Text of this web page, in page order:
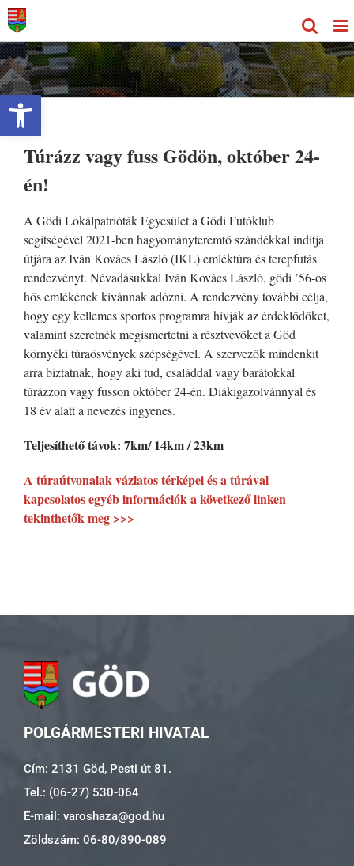
Eszköztár megnyitása
Kihagyás
Túrázz vagy fuss Gödön, október 24-
én!
A Gödi Lokálpatrióták Egyesület a Gödi Futóklub
segítségével 2021-ben hagyományteremtő szándékkal indítja
útjára az Iván Kovács László (IKL) emléktúra és terepfutás
rendezvényt. Névadásukkal Iván Kovács László, gödi ’56-os
hős emlékének kívánnak adózni. A rendezvény további célja,
hogy egy kellemes sportos programra hívják az érdeklődőket,
valamint szeretnék megismertetni a résztvevőket a Göd
környéki túraösvények szépségével. A szervezők mindenkit
arra biztatnak, hogy aki tud, családdal vagy barátokkal
túrázzon vagy fusson október 24-én. Diákigazolvánnyal és
18 év alatt a nevezés ingyenes.
Teljesíthető távok: 7km/ 14km / 23km
A túraútvonalak vázlatos térképei és a túrával
kapcsolatos egyéb információk a következő linken
tekinthetők meg >>>
POLGÁRMESTERI HIVATAL
Cím: 2131 Göd, Pesti út 81.
Tel.: (06-27) 530-064
E-mail: varoshaza@god.hu
Zöldszám: 06-80/890-089